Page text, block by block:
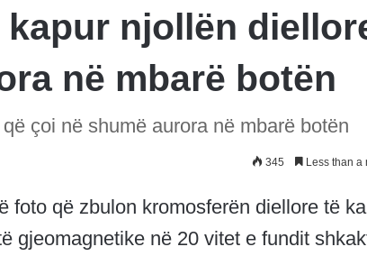
njollën
në mbarë botën
çoi në shumë aurora në mbarë botën
345 Less than a
foto që zbulon kromosferën diellore të
gjeomagnetike në 20 vitet e fundit